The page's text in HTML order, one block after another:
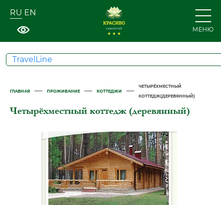
RU EN
МЕНЮ
TravelLine
ГЛАВНАЯ — ПРОЖИВАНИЕ — КОТТЕДЖИ —
ЧЕТЫРЁХМЕСТНЫЙ
КОТТЕДЖ(ДЕРЕВЯННЫЙ)
Четырёхместный коттедж (деревянный)